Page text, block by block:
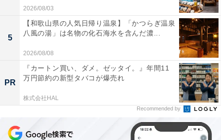
2026/08/03
5
【和歌山県の人気日帰り温泉】「かつらぎ温泉
八風の湯」は名物の化石海水を含んだ濃...
2026/08/08
PR
『カートン買い、ダメ。ゼッタイ。』年間11
万円節約の新型タバコが爆売れ
株式会社HAL
Recommended by